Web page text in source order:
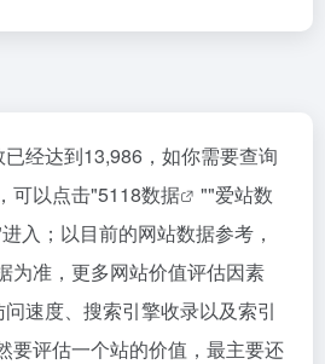
经达到13,986，如你需要查询
可以点击"5118数据 ""爱站数
入；以目前的网站数据参考，
为准，更多网站价值评估因素
速度、搜索引擎收录以及索引
要评估一个站的价值，最主要还